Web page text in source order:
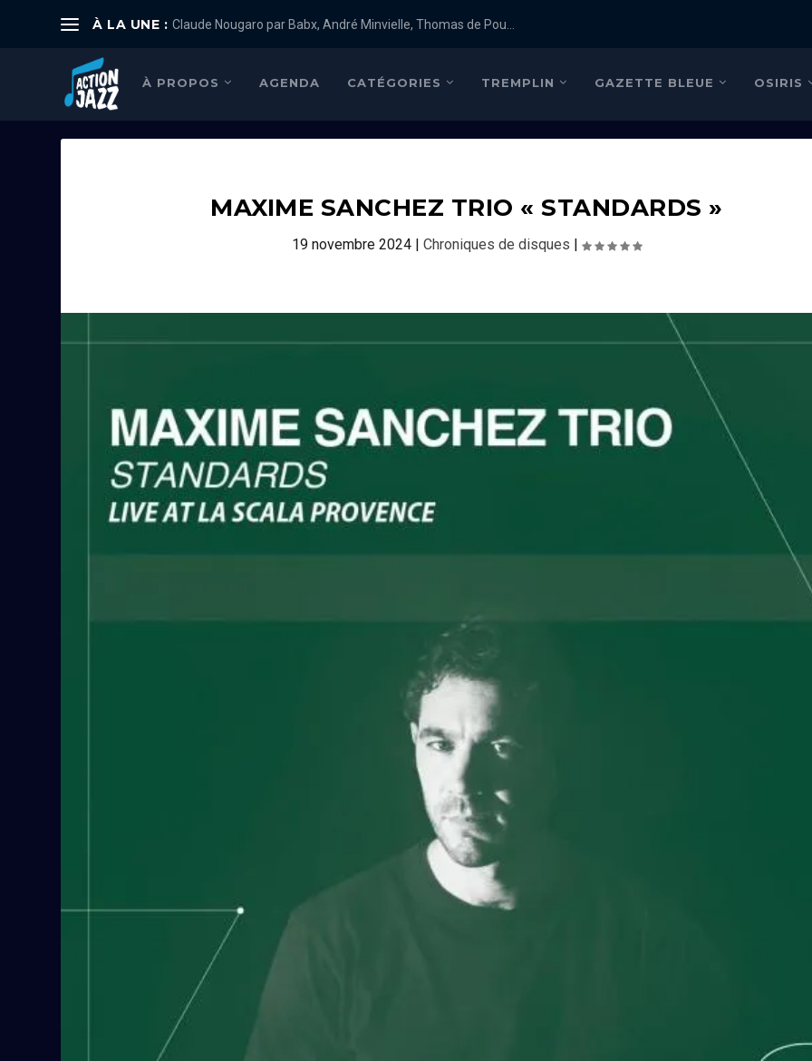
À LA UNE : Claude Nougaro par Babx, André Minvielle, Thomas de Pou...
À PROPOS AGENDA CATÉGORIES TREMPLIN GAZETTE BLEUE OSIRIS
MAXIME SANCHEZ TRIO « STANDARDS »
19 novembre 2024| Chroniques de disques |